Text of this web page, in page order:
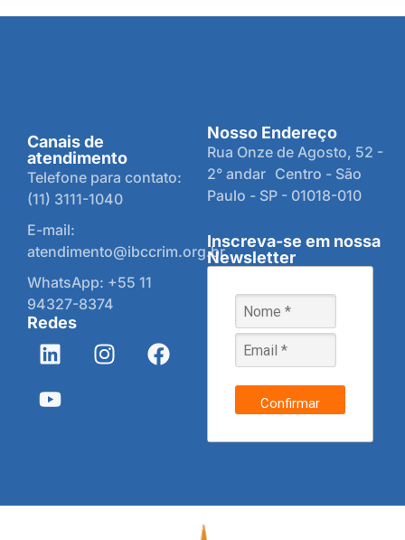
Canais de
atendimento
Telefone para contato:
(11) 3111-1040
E-mail:
atendimento@ibccrim.org.br
WhatsApp: +55 11
94327-8374
Redes
Nosso Endereço
Rua Onze de Agosto, 52 -
2° andar Centro - São
Paulo - SP - 01018-010
Inscreva-se em nossa
Newsletter
Confirmar